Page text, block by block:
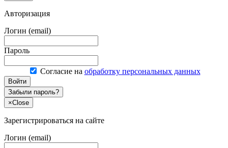
Авторизация
Логин (email)
Пароль
Согласие на обработку персональных данных
Войти
Забыли пароль?
×Close
Зарегистрироваться на сайте
Логин (email)